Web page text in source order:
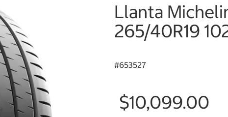
Llanta
265/40R19
#653527
$10,099.00